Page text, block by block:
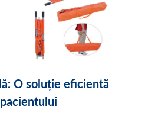
O soluție eficientă